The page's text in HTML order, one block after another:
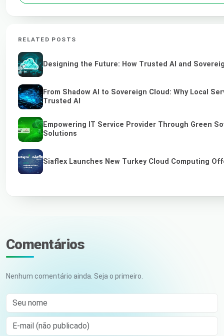
RELATED POSTS
Designing the Future: How Trusted AI and
From Shadow AI to Sovereign Cloud: Why Local
Trusted AI
Empowering IT Service Provider Through Green
Solutions
Siaflex Launches New Turkey Cloud Computing
Comentários
Nenhum comentário ainda. Seja o primeiro.
Seu nome
E-mail (não publicado)